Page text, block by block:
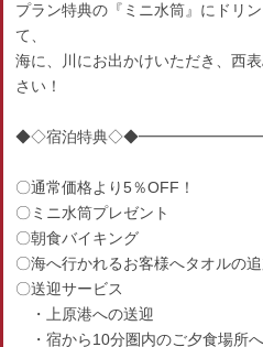
プラン特典の『ミニ水筒』にドリ
て、
海に、川にお出かけいただき、西
さい！
◆◇宿泊特典
〇通常価格より5％OFF！
〇ミニ水筒プレゼント
〇朝食バイキング
〇海へ行かれるお客様へタオルの追
〇送迎サービス
・上原港への送迎
・宿から10分圏内のご夕食場所